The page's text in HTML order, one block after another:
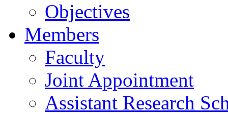
Objectives
Members
Faculty
Joint Appointment
Assistant Research